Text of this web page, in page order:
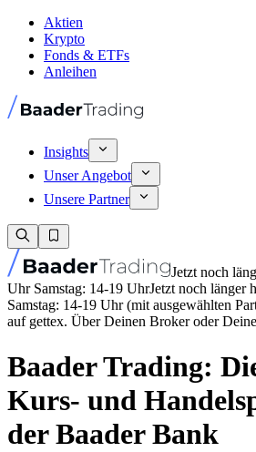
Aktien
Krypto
Fonds & ETFs
Anleihen
Insights
Unser Angebot
Unsere Partner
Jetzt noch
Uhr Samstag: 14-19 UhrJetzt noch länger
Samstag: 14-19 Uhr (mit ausgewählten
auf gettex. Über Deinen Broker oder
Baader Trading:
Kurs- und
der Baader Bank